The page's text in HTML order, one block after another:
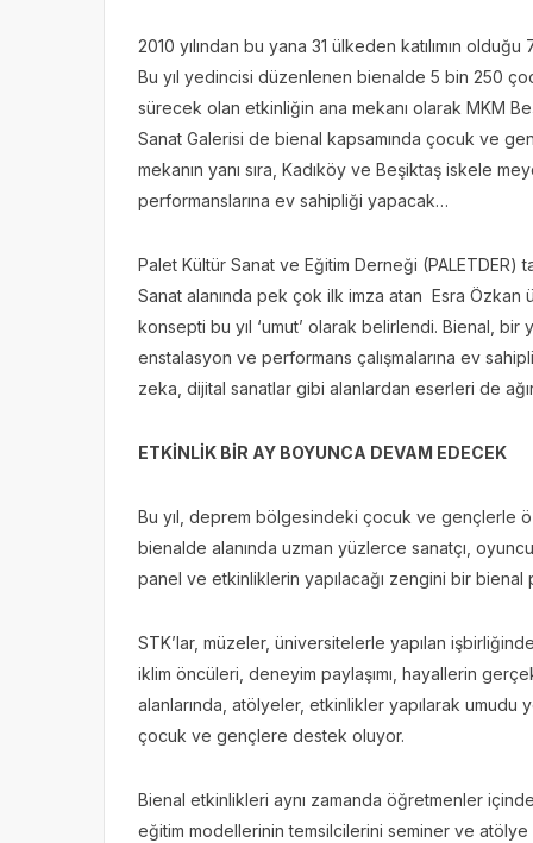
2010 yılından bu yana 31 ülkeden katılımın
Bu yıl yedincisi düzenlenen bienalde 5 bin 250
sürecek olan etkinliğin ana mekanı olarak MKM
Sanat Galerisi de bienal kapsamında çocuk ve
mekanın yanı sıra, Kadıköy ve Beşiktaş iskele
performanslarına ev sahipliği yapacak…
Palet Kültür Sanat ve Eğitim Derneği
Sanat alanında pek çok ilk imza atan Esra Özkan
konsepti bu yıl ‘umut’ olarak belirlendi. Bienal,
enstalasyon ve performans çalışmalarına ev
zeka, dijital sanatlar gibi alanlardan eserleri de
ETKİNLİK BİR AY BOYUNCA DEVAM EDECEK
Bu yıl, deprem bölgesindeki çocuk ve gençlerle
bienalde alanında uzman yüzlerce sanatçı,
panel ve etkinliklerin yapılacağı zengini bir bienal
STK’lar, müzeler, üniversitelerle yapılan
iklim öncüleri, deneyim paylaşımı, hayallerin
alanlarında, atölyeler, etkinlikler yapılarak umudu
çocuk ve gençlere destek oluyor.
Bienal etkinlikleri aynı zamanda öğretmenler
eğitim modellerinin temsilcilerini seminer ve atölye